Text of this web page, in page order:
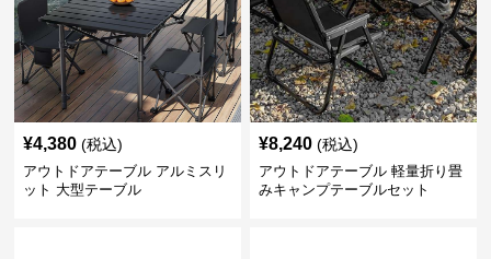
¥4,380 (税込)
アウトドアテーブル アルミスリ
ット 大型テーブル
¥8,240 (税込)
アウトドアテーブル 軽量折り畳
みキャンプテーブルセット